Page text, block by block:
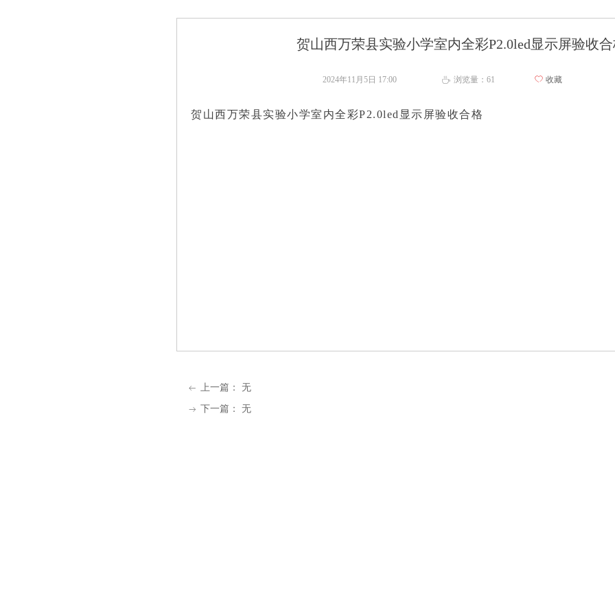
贺山西万荣县实验小学室内全彩P2.0led显示屏验收
贺山西万荣县实验小学室内全彩P2.0led显示屏验收合格
2024年11月5日 17:00 ꄘ 浏览量： 61 ꄀ 收藏
ꂃ 上一篇： 无
ꁹ 下一篇： 无